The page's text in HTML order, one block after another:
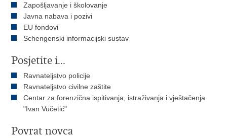
Zapošljavanje i školovanje
Javna nabava i pozivi
EU fondovi
Schengenski informacijski sustav
Posjetite i...
Ravnateljstvo policije
Ravnateljstvo civilne zaštite
Centar za forenzična ispitivanja, istraživanja i vještačenja
"Ivan Vučetić"
Povrat novca